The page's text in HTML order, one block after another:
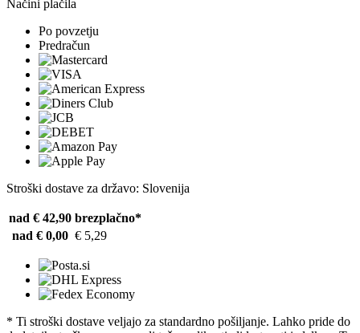
Načini plačila
Po povzetju
Predračun
Stroški dostave za državo: Slovenija
nad € 42,90 brezplačno*
nad € 0,00 € 5,29
* Ti stroški dostave veljajo za standardno pošiljanje. Lahko pride do